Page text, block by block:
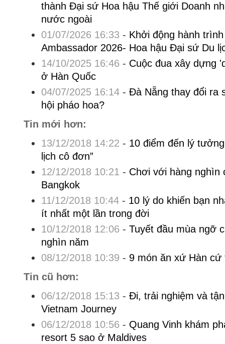
thành Đại sứ Hoa hậu Thế giới Doanh
nước ngoài
01/07/2026 16:33 - Khởi động hành
Ambassador 2026- Hoa hậu Đại sứ Du
14/10/2025 16:46 - Cuộc đua xây dựng
ở Hàn Quốc
04/07/2025 16:14- Đà Nẵng thay đổi ra
hội pháo hoa?
Tin mới hơn:
13/12/2018 14:22 - 10 điểm đến lý
lịch cô đơn”
12/12/2018 10:21 - Chơi với hàng nghìn
Bangkok
11/12/2018 10:44- 10 lý do khiến bạn
ít nhất một lần trong đời
10/12/2018 12:06 - Tuyết đầu mùa ngỡ
nghìn năm
08/12/2018 10:39 - 9 món ăn xứ Hàn cứ
Tin cũ hơn:
06/12/2018 15:13 - Đi, trải nghiệm và
Vietnam Journey
06/12/2018 10:56 - Quang Vinh khám
resort 5 sao ở Maldives